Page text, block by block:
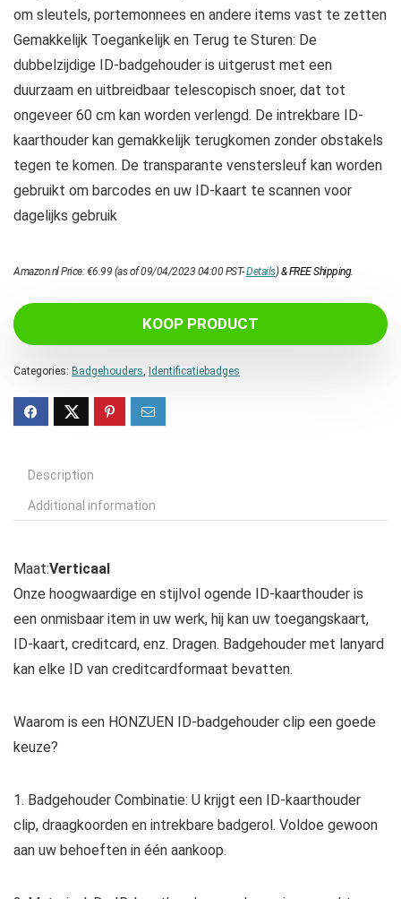
om sleutels, portemonnees en andere items vast te zetten
Gemakkelijk Toegankelijk en Terug te Sturen: De
dubbelzijdige ID-badgehouder is uitgerust met een
duurzaam en uitbreidbaar telescopisch snoer, dat tot
ongeveer 60 cm kan worden verlengd. De intrekbare ID-
kaarthouder kan gemakkelijk terugkomen zonder obstakels
tegen te komen. De transparante venstersleuf kan worden
gebruikt om barcodes en uw ID-kaart te scannen voor
dagelijks gebruik
Amazon.nl Price:€6.99 (as of 09/04/2023 04:00 PST-Details)&FREE Shipping.
KOOP PRODUCT
Categories: Badgehouders, Identificatiebadges
Description
Additional information
Maat:Verticaal
Onze hoogwaardige en stijlvol ogende ID-kaarthouder is
een onmisbaar item in uw werk, hij kan uw toegangskaart,
ID-kaart, creditcard, enz. Dragen. Badgehouder met lanyard
kan elke ID van creditcardformaat bevatten.
Waarom is een HONZUEN ID-badgehouder clip een goede
keuze?
1. Badgehouder Combinatie: U krijgt een ID-kaarthouder
clip, draagkoorden en intrekbare badgerol. Voldoe gewoon
aan uw behoeften in één aankoop.